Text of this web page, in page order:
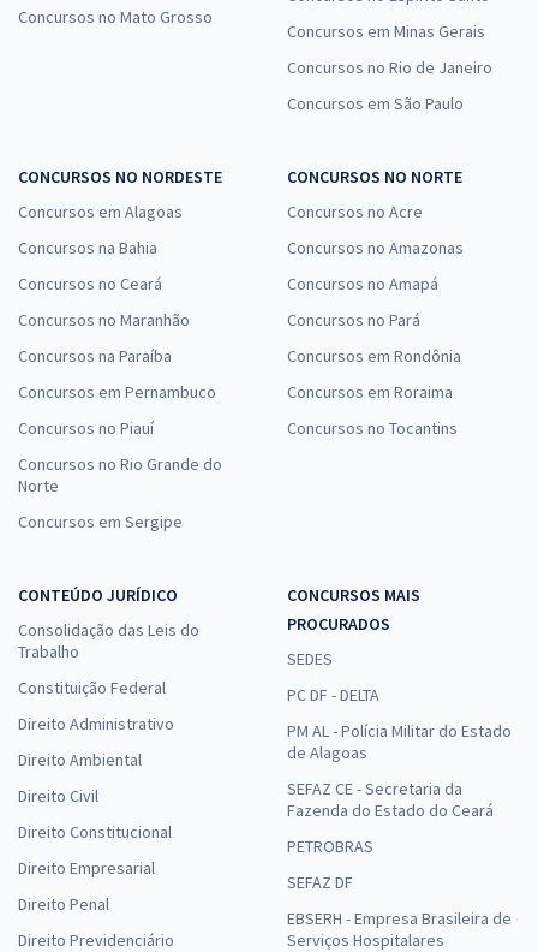
Concursos no Mato Grosso
Concursos em Minas Gerais
Concursos no Rio de Janeiro
Concursos em São Paulo
CONCURSOS NO NORDESTE
Concursos em Alagoas
Concursos na Bahia
Concursos no Ceará
Concursos no Maranhão
Concursos na Paraíba
Concursos em Pernambuco
Concursos no Piauí
Concursos no Rio Grande do
Norte
Concursos em Sergipe
CONCURSOS NO NORTE
Concursos no Acre
Concursos no Amazonas
Concursos no Amapá
Concursos no Pará
Concursos em Rondônia
Concursos em Roraima
Concursos no Tocantins
CONTEÚDO JURÍDICO
Consolidação das Leis do
Trabalho
Constituição Federal
Direito Administrativo
Direito Ambiental
Direito Civil
Direito Constitucional
Direito Empresarial
Direito Penal
Direito Previdenciário
CONCURSOS MAIS
PROCURADOS
SEDES
PC DF - DELTA
PM AL - Polícia Militar do Estado
de Alagoas
SEFAZ CE - Secretaria da
Fazenda do Estado do Ceará
PETROBRAS
SEFAZ DF
EBSERH - Empresa Brasileira de
Serviços Hospitalares